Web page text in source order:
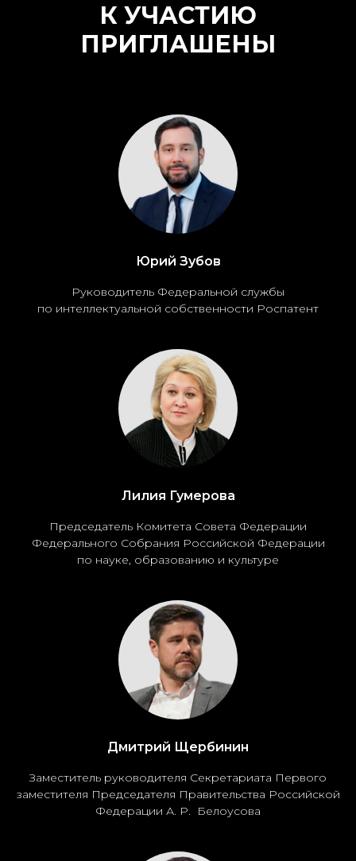
К УЧАСТИЮ
ПРИГЛАШЕНЫ
Юрий Зубов
Руководитель Федеральной службы
по интеллектуальной собственности Роспатент
Лилия Гумерова
Председатель Комитета Совета Федерации
Федерального Собрания Российской Федерации
по науке, образованию и культуре
Дмитрий Щербинин
Заместитель руководителя Секретариата Первого
заместителя Председателя Правительства Российской
Федерации А. Р. Белоусова